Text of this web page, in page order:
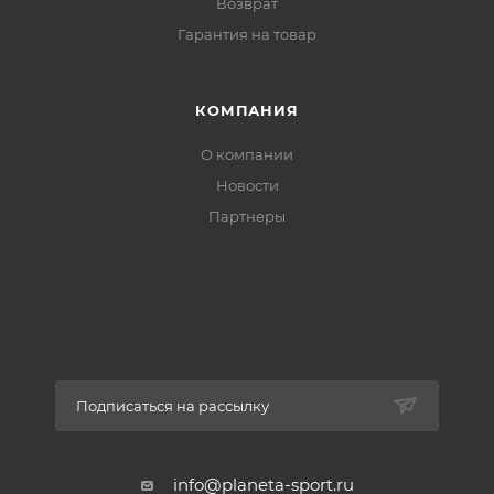
Гарантия на товар
КОМПАНИЯ
О компании
Новости
Партнеры
Подписаться на рассылку
info@planeta-sport.ru